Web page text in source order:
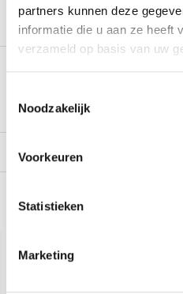
partners kunnen deze
informatie die u aan ze heeft
verzameld op basis van uw
Noodzakelijk
Voorkeuren
Statistieken
Marketing
Stel je vraag
Reviews
Levering en retour
Recent bekeken